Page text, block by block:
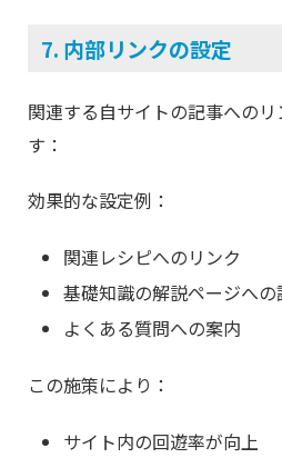
7. 内部リンクの設定
関連する自サイトの記事への
す：
効果的な設定例：
関連レシピへのリンク
基礎知識の解説ページへの
よくある質問への案内
この施策により：
サイト内の回遊率が向上